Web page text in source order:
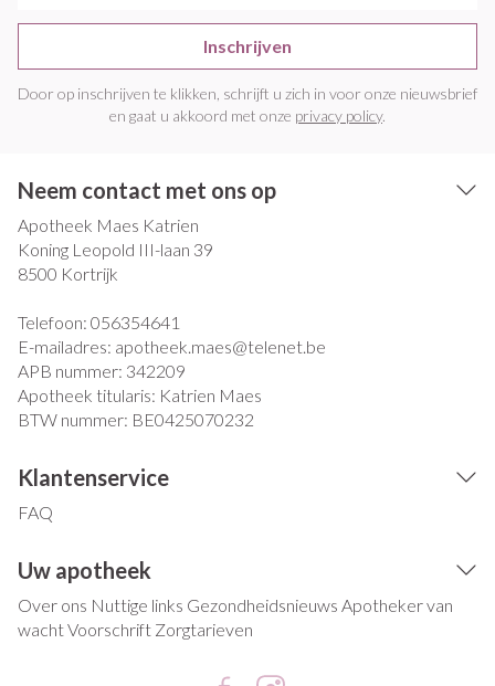
Inschrijven
Door op inschrijven te klikken, schrijft u zich in voor onze nieuwsbrief
en gaat u akkoord met onze privacy policy.
Neem contact met ons op
Apotheek Maes Katrien
Koning Leopold III-laan 39
8500 Kortrijk
Telefoon: 056354641
E-mailadres: apotheek.maes@telenet.be
APB nummer: 342209
Apotheek titularis: Katrien Maes
BTW nummer: BE0425070232
Klantenservice
FAQ
Uw apotheek
Over ons Nuttige links Gezondheidsnieuws Apotheker van
wachtVoorschrift Zorgtarieven